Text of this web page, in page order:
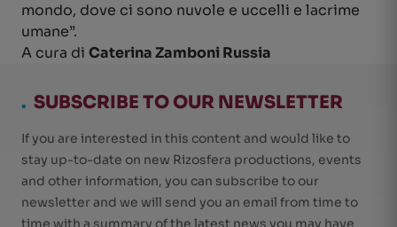
mondo, dove ci sono nuvole e uccelli e lacrime
umane”.
A cura di Caterina Zamboni Russia
. SUBSCRIBE TO OUR NEWSLETTER
If you are interested in this content and would like to
stay up-to-date on new Rizosfera productions, events
and other information, you can subscribe to our
newsletter and we will send you an email from time to
time with a summary of the latest news you may have